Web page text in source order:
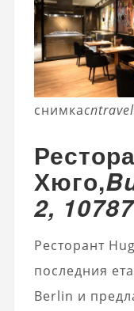
снимка
Хюго,
2,
Ресторант
последния
Berlin и